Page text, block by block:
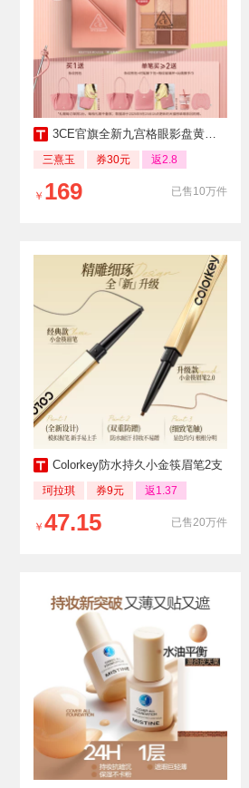
3CE官旗全新九宫格眼影盘黄油慕斯百搭爆款
三熹玉 券30元 返2.8
已售10万件
￥ 169
Colorkey防水持久小金筷眉笔2支
珂拉琪 券9元 返1.37
已售20万件
￥ 47.15